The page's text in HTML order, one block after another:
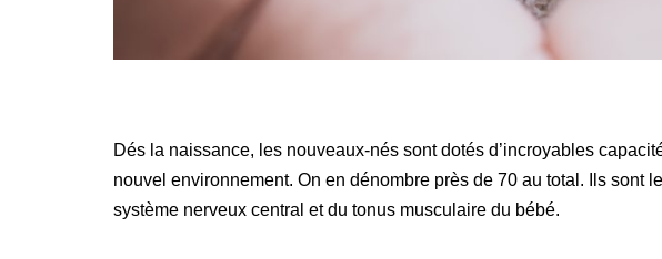
Dés la naissance, les nouveaux-nés sont dotés d’incroyables
nouvel environnement. On en dénombre près de 70 au total. Ils sont
système nerveux central et du tonus musculaire du bébé.